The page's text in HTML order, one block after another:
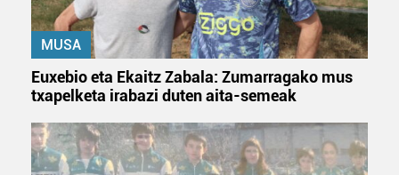
MUSA
Euxebio eta Ekaitz Zabala: Zumarragako mus
txapelketa irabazi duten aita-semeak